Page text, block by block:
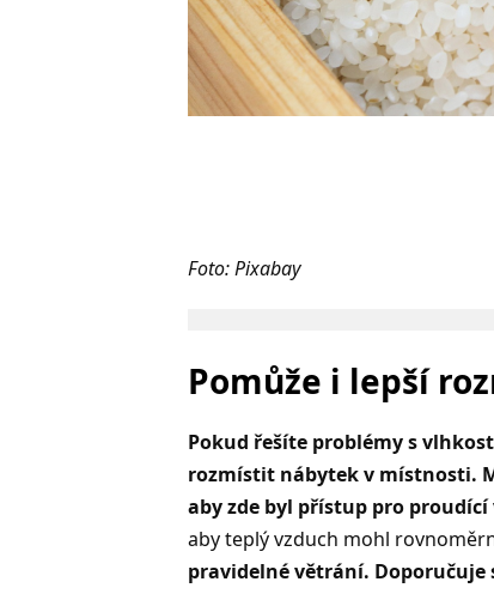
Foto: Pixabay
Pomůže i lepší
Pokud řešíte problémy s
rozmístit nábytek v místnosti.
aby zde byl přístup pro proudící
aby teplý vzduch mohl
pravidelné větrání.